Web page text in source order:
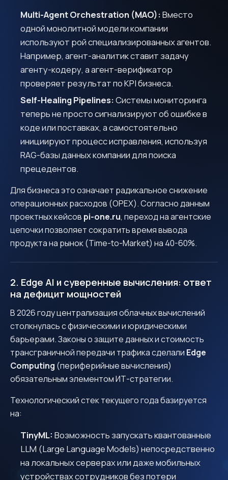
Multi-Agent Orchestration (MAO):Вместо
одной монолитной модели компании
используют рой специализированных агентов.
Например, агент-аналитик ставит задачу
агенту-кодеру, а агент-верификатор
проверяет результат по KPI бизнеса.
Self-Healing Pipelines:Системы мониторинга
теперь не просто сигнализируют об ошибке в
коде или поставках, а самостоятельно
инициируют процесс исправления, используя
RAG-базы данных компании для поиска
прецедентов.
Для бизнеса это означает радикальное снижение
операционных расходов (OPEX). Согласно данным
проектных кейсов pi-one.ru, переход на агентские
цепочки позволяет сократить время вывода
продукта на рынок (Time-to-Market) на 40-60%.
2. Edge AI и суверенные вычисления: ответ
на дефицит мощностей
В 2026 году централизация облачных вычислений
столкнулась с физическими и юридическими
барьерами. Законы о защите данных и стоимость
трансграничной передачи трафика сделали Edge
Computing (периферийные вычисления)
обязательным элементом ИТ-стратегии.
Технологический стек текущего года базируется
на:
TinyML: Возможность запускать квантованные
LLM (Large Language Models) непосредственно
на локальных серверах или даже мобильных
устройствах сотрудников без потери